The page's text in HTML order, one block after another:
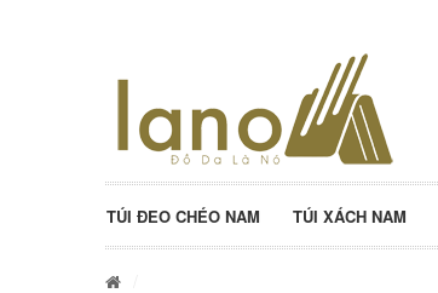
TÚI ĐEO CHÉO NAM TÚI XÁCH NAM